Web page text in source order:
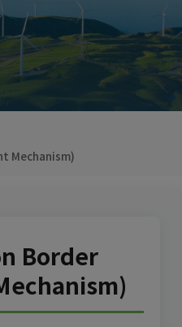
Mechanism)
Border